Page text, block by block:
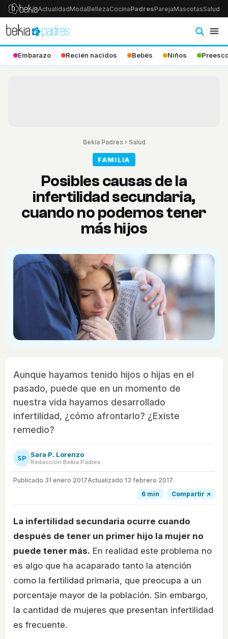
ActualidadModaBellezaCocinaPadresParejaMascotasSalud
Embarazo Recién nacidos Bebés Niños
Bekia Padres› Salud
FAMILIA
Posibles causas de la
infertilidad secundaria,
cuando no podemos tener
más hijos
Aunque hayamos tenido hijos o hijas en el
pasado, puede que en un momento de
nuestra vida hayamos desarrollado
infertilidad, ¿cómo afrontarlo? ¿Existe
remedio?
SP Sara P. Lorenzo
Redacción Bekia Padres
Publicado 31 enero 2017Actualizado 13 febrero 2017
6 min
Compartir ↗
La infertilidad secundaria ocurre cuando
después de tener un primer hijo la mujer no
puede tener más. En realidad este problema no
es algo que ha acaparado tanto la atención
como la fertilidad primaria, que preocupa a un
porcentaje mayor de la población. Sin embargo,
la cantidad de mujeres que presentan infertilidad
es frecuente.